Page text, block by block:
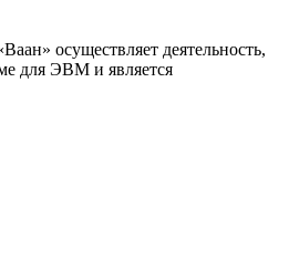
осуществляет деятельность,
для ЭВМ и является